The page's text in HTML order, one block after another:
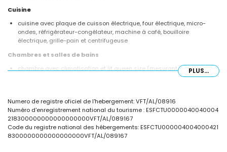
Cuisine
cuisine avec plaque de cuisson électrique, four électrique, micro-
ondes, réfrigérateur-congélateur, machine à café, bouilloire
électrique, grille-pain et centrifugeuse
Chambres et salles de bains
chambre avec climatisation et lit queen size (mesurant 200 par 160
salle de bains avec lavabo simple, baignoire/douche combinée, bidet
et toilettes
salle de bains avec lavabo simple, douche, toilettes et sèche-cheveux
Extérieur de la maison
PLUS...
Numero de registre oficiel de l'hebergement: VFT/AL/08916
Numéro d'enregistrement national du tourisme : ESFCTU0000040040004
218300000000000000000VFT/AL/089167
Code du registre national des hébergements: ESFCTU000004004000421
8300000000000000000VFT/AL/089167